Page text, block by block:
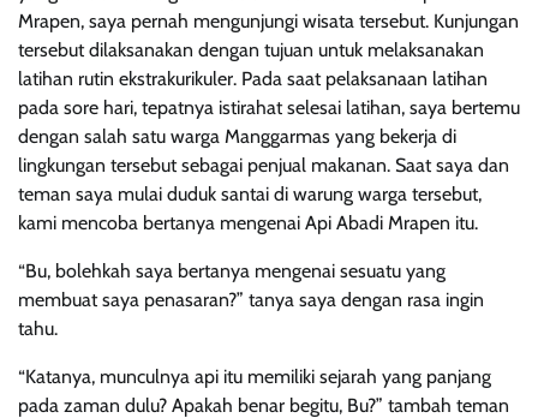
Mrapen, saya pernah mengunjungi wisata tersebut. Kunjungan
tersebut dilaksanakan dengan tujuan untuk melaksanakan
latihan rutin ekstrakurikuler. Pada saat pelaksanaan latihan
pada sore hari, tepatnya istirahat selesai latihan, saya bertemu
dengan salah satu warga Manggarmas yang bekerja di
lingkungan tersebut sebagai penjual makanan. Saat saya dan
teman saya mulai duduk santai di warung warga tersebut,
kami mencoba bertanya mengenai Api Abadi Mrapen itu.
“Bu, bolehkah saya bertanya mengenai sesuatu yang
membuat saya penasaran?” tanya saya dengan rasa ingin
tahu.
“Katanya, munculnya api itu memiliki sejarah yang panjang
pada zaman dulu? Apakah benar begitu, Bu?” tambah teman